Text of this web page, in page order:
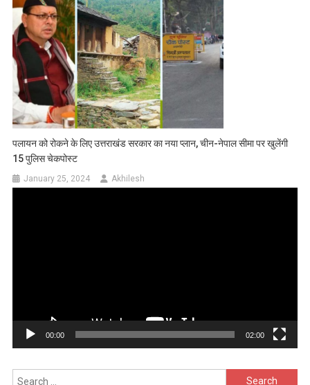
पलायन को रोकने के लिए उत्तराखंड सरकार का नया प्लान, चीन-नेपाल सीमा पर खुलेंगी
15 पुलिस चेकपोस्ट
January 25, 2024 Akhilesh
00:00 02:00
Search